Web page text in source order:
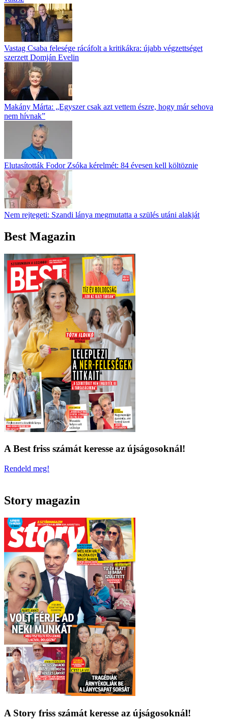
Vastag Csaba felesége rácáfolt a kritikákra: újabb végzettséget
szerzett Domján Evelin
Makány Márta: „Egyszer csak azt vettem észre, hogy már sehova
nem hívnak”
Elutasították Fodor Zsóka kérelmét: 84 évesen kell költöznie
Nem rejtegeti: Szandi lánya megmutatta a szülés utáni alakját
Best Magazin
A Best friss számát keresse az újságosoknál!
Rendeld meg!
Story magazin
A Story friss számát keresse az újságosoknál!